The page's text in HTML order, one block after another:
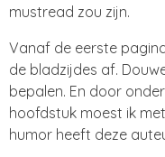
mustread zou zijn.
Vanaf de eerste
de bladzijdes af.
bepalen. En door
hoofdstuk moest ik
humor heeft deze